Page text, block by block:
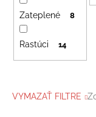
Zateplené 8
Rastúci 14
VYMAZAŤ FILTRE